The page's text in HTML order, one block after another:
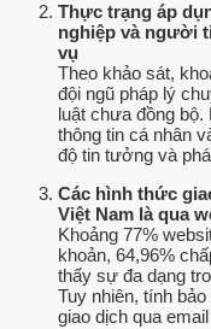
Thực trạng áp
nghiệp và người
vụ
Theo khảo sát,
đội ngũ pháp lý
luật chưa đồng
thông tin cá nhân
độ tin tưởng và
Các hình thức
Việt Nam là qua
Khoảng 77%
khoản, 64,96%
thấy sự đa dạng
Tuy nhiên, tính
giao dịch qua